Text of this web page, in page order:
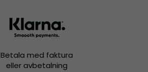
Betala med faktura
eller avbetalning